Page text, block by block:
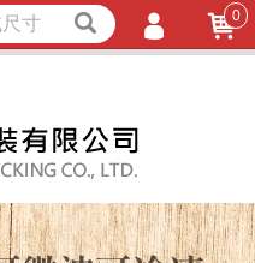
0
碼
詢
熱內襯